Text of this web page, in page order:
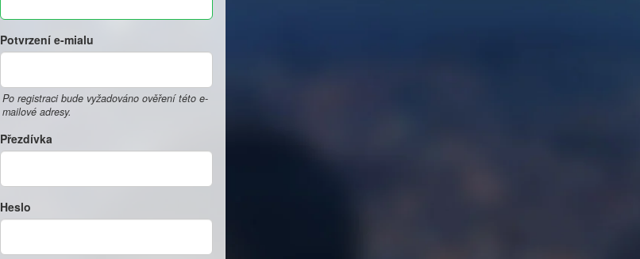
Potvrzení e-mialu
Po registraci bude vyžadováno ověření této e-
mailové adresy.
Přezdívka
Heslo